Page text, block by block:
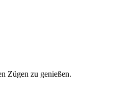
Zügen zu genießen.